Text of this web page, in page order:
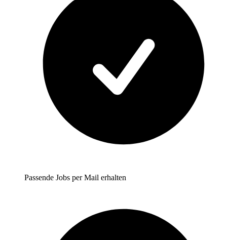
Passende Jobs per Mail erhalten